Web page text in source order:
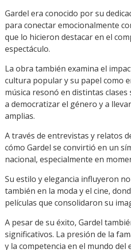
Gardel era conocido por su
para conectar emocionalmente
que lo hicieron destacar en el
espectáculo.
La obra también examina el
cultura popular y su papel como
música resonó en distintas clases
a democratizar el género y a
amplias.
A través de entrevistas y relatos
cómo Gardel se convirtió en un
nacional, especialmente en
Su estilo y elegancia influyeron
también en la moda y el cine,
películas que consolidaron su
A pesar de su éxito, Gardel
significativos. La presión de la
y la competencia en el mundo del